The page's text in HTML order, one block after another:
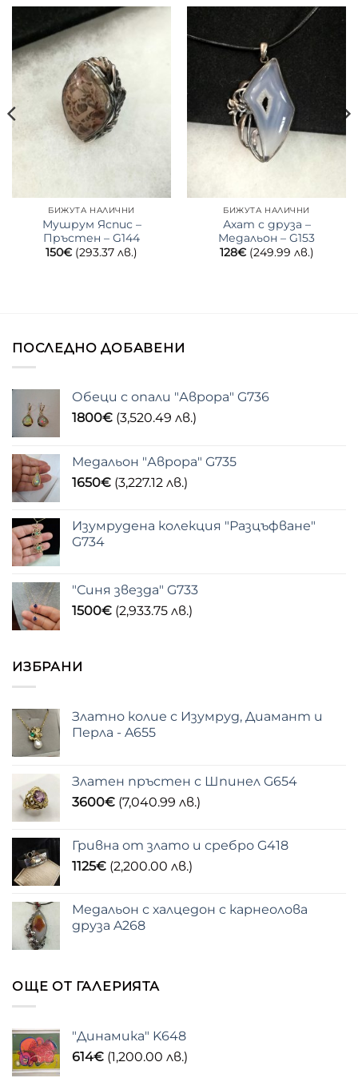
БИЖУТА НАЛИЧНИ
Мушрум Яспис –
Пръстен – G144
150€ (293.37 лв.)
БИЖУТА НАЛИЧНИ
Ахат с друза –
Медальон – G153
128€ (249.99 лв.)
ПОСЛЕДНО ДОБАВЕНИ
Обеци с опали "Аврора" G736
1800€ (3,520.49 лв.)
Медальон "Аврора" G735
1650€ (3,227.12 лв.)
Изумрудена колекция "Разцъфване"
G734
"Синя звезда" G733
1500€ (2,933.75 лв.)
ИЗБРАНИ
Златно колие с Изумруд, Диамант и
Перла - A655
Златен пръстен с Шпинел G654
3600€ (7,040.99 лв.)
Гривна от злато и сребро G418
1125€ (2,200.00 лв.)
Медальон с халцедон с карнеолова
друза A268
ОЩЕ ОТ ГАЛЕРИЯТА
"Динамика" K648
614€ (1,200.00 лв.)